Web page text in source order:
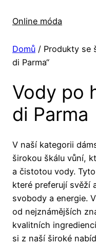
Online móda
Domů / Produkty se
di Parma“
Vody po
di Parma
V naší kategorii
širokou škálu vůní,
a čistotou vody.
které preferují svěží
svobody a energie.
od nejznámějších
kvalitních
si z naší široké